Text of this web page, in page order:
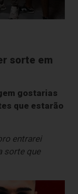
sorte em
gostarias
que estarão
entrarei
sorte que